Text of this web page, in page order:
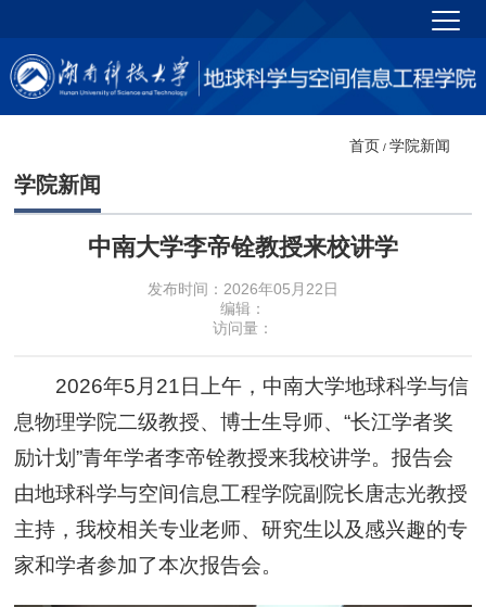
首页 / 学院新闻
学院新闻
中南大学李帝铨教授来校讲学
发布时间：2026年05月22日
编辑：
访问量：
2026年5月21日上午，中南大学地球科学与信
息物理学院二级教授、博士生导师、“长江学者奖
励计划”青年学者李帝铨教授来我校讲学。报告会
由地球科学与空间信息工程学院副院长唐志光教授
主持，我校相关专业老师、研究生以及感兴趣的专
家和学者参加了本次报告会。